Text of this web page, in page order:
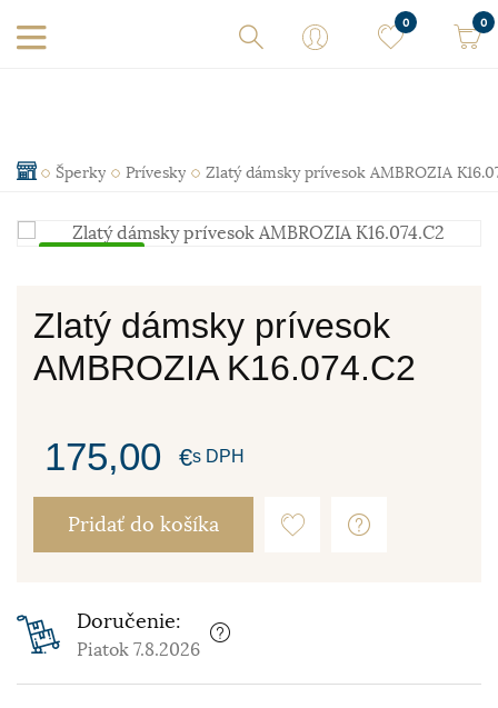
0 0
Šperky Prívesky Zlatý dámsky prívesok AMBROZIA
Zlatý dámsky prívesok
AMBROZIA K16.074.C2
175,00 €s DPH
Pridať do košíka
Doručenie:
Piatok 7.8.2026